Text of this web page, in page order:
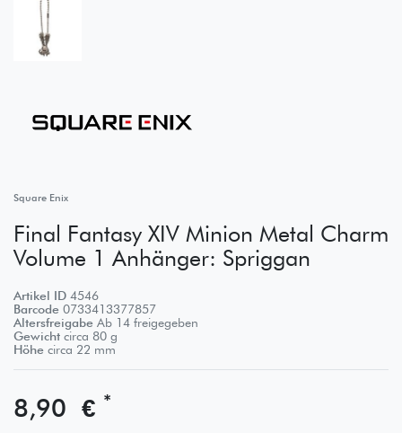
Square Enix
Final Fantasy XIV Minion Metal Charm
Volume 1 Anhänger: Spriggan
Artikel ID 4546
Barcode 0733413377857
Altersfreigabe Ab 14 freigegeben
Gewicht circa 80 g
Höhe circa 22 mm
8,90 € *